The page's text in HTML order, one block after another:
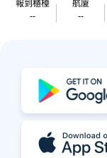
報到櫃檯
--
航廈
--